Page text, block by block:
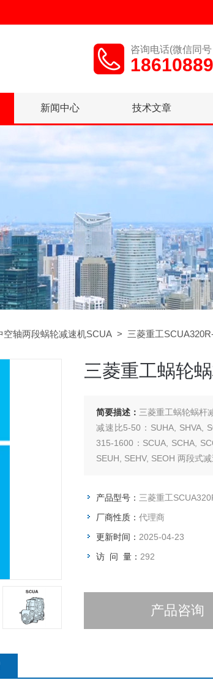
咨询电话(微信同号
新闻中心 技术文章
空轴两段蜗轮减速机SCUA > 三菱重工
三菱重工蜗轮
简要描述： 三菱重工蜗轮蜗杆
减速比5-50：SUHA, SHVA,
315-1600：SCUA, SCHA,
SEUH, SEHV, SEOH 两段式
产品型号： 三菱重工
厂商性质： 代理商
更新时间： 2025-04-23
访 问 量： 292
产品咨询